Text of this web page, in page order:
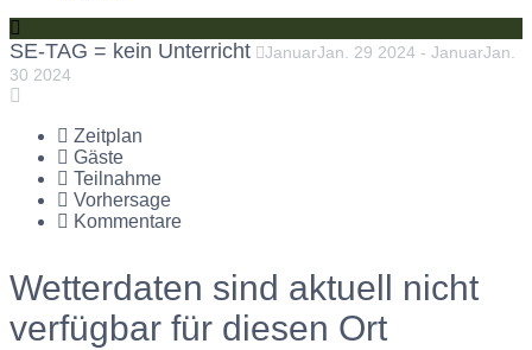
SE-TAG = kein Unterricht JanuarJan. 29 2024 - JanuarJan.
30 2024
Zeitplan
Gäste
Teilnahme
Vorhersage
Kommentare
Wetterdaten sind aktuell nicht
verfügbar für diesen Ort